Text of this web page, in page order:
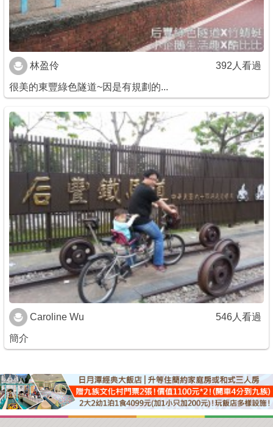
林盈伶 392人看過
很美的東豐綠色隧道~因是有規劃的...
Caroline Wu 546人看過
簡介